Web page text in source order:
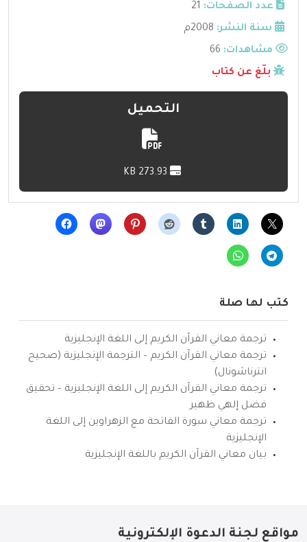
عدد الصفحات: 21
سنة النشر: 2008م
مشاهدات:
بلّغ عن كتاب
التحميل
كتب لها صلة
ترجمة معاني القرآن الكريم إلى اللغة الإنجليزية
ترجمة معاني القرآن الكريم – الترجمة الإنجليزية (صحيح
انترناشونال)
ترجمة معاني القرآن الكريم إلى اللغة الإنجليزية – تحقيق
فضل إلهي ظهير
ترجمة معاني سورة الفاتحة مع الزهراوين إلى اللغة
الإنجليزية
بيان معاني القرآن الكريم باللغة الإنجليزية
مواقع لجنة الدعوة الإلكترونية